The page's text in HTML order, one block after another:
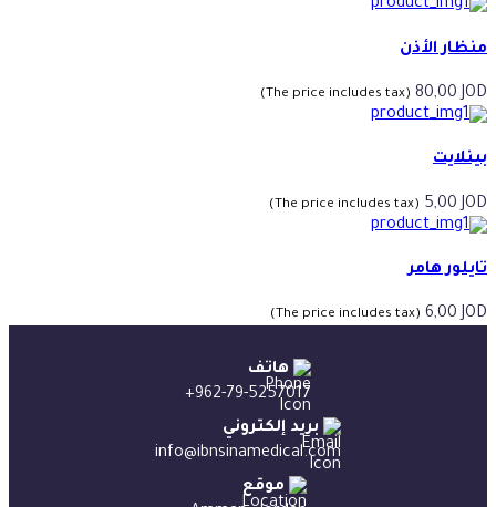
منظار الأذن
80,00 JOD
(The price includes tax)
بينلايت
5,00 JOD
(The price includes tax)
تايلور هامر
6,00 JOD
(The price includes tax)
هاتف
+962-79-5257017
بريد إلكتروني
info@ibnsinamedical.com
موقع